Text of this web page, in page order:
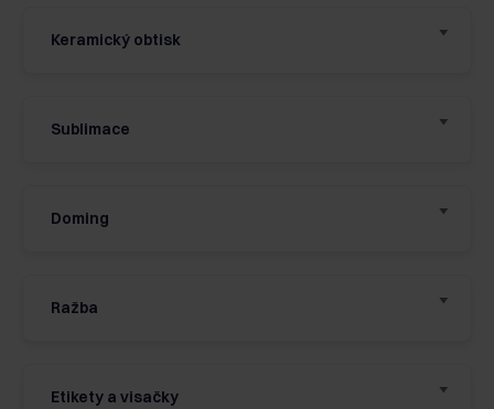
Keramický obtisk
Sublimace
Doming
Ražba
Etikety a visačky